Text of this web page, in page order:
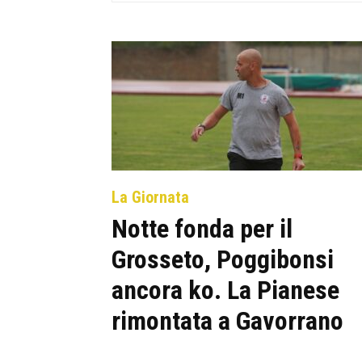
La Giornata
Notte fonda per il
Grosseto, Poggibonsi
ancora ko. La Pianese
rimontata a Gavorrano